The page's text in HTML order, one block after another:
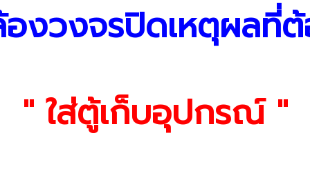
งวงจรปิดเหตุผลที่
" ใส่ตู้เก็บอุปกรณ์ "